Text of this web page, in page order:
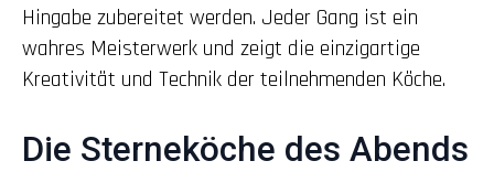
Hingabe zubereitet werden. Jeder Gang ist ein
wahres Meisterwerk und zeigt die einzigartige
Kreativität und Technik der teilnehmenden Köche.
Die Sterneköche des Abends